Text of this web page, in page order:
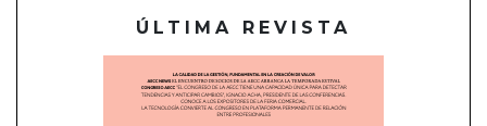
ÚLTIMA REVISTA